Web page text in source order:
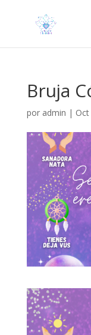
Bruja
por admin |